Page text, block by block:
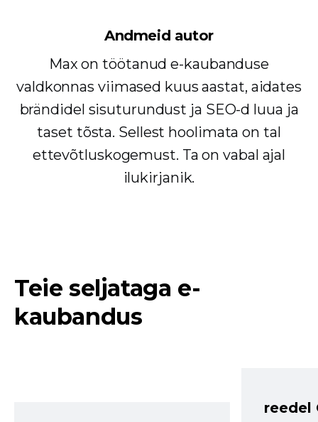
Andmeid autor
Max on töötanud e-kaubanduse
valdkonnas viimased kuus aastat, aidates
brändidel sisuturundust ja SEO-d luua ja
taset tõsta. Sellest hoolimata on tal
ettevõtluskogemust. Ta on vabal ajal
ilukirjanik.
Teie seljataga e-
kaubandus
reedel